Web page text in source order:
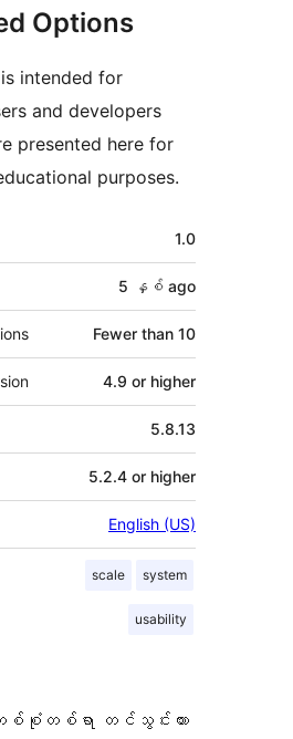
Options
intended for
and developers
presented here for
purposes.
1.0
5 နှစ် ago
Fewer than 10
4.9 or higher
5.8.13
5.2.4 or higher
English (US)
scale system
usability
စ်စုံတစ်ရာ တင်သွင်းထား